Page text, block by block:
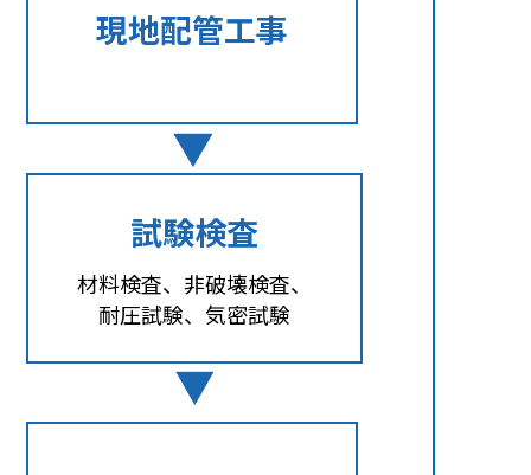
現地配管工事
試験検査
材料検査、非破壊検査、
耐圧試験、気密試験